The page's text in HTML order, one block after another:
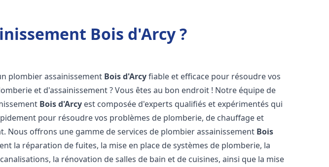
Bois d'Arcy ?
plombier assainissement Bois d'Arcyfiable et efficace pour résoudre vos
et d'assainissement ? Vous êtes au bon endroit ! Notre équipe de
Bois d'Arcy est composée d'experts qualifiés et expérimentés qui
pour résoudre vos problèmes de plomberie, de chauffage et
Nous offrons une gamme de services de plombier assainissement Bois
la réparation de fuites, la mise en place de systèmes de plomberie, la
la rénovation de salles de bain et de cuisines, ainsi que la mise